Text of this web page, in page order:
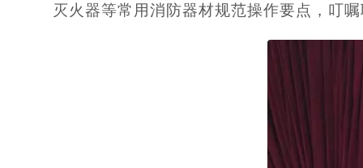
灭火器等常用消防器材规范操作要点，叮